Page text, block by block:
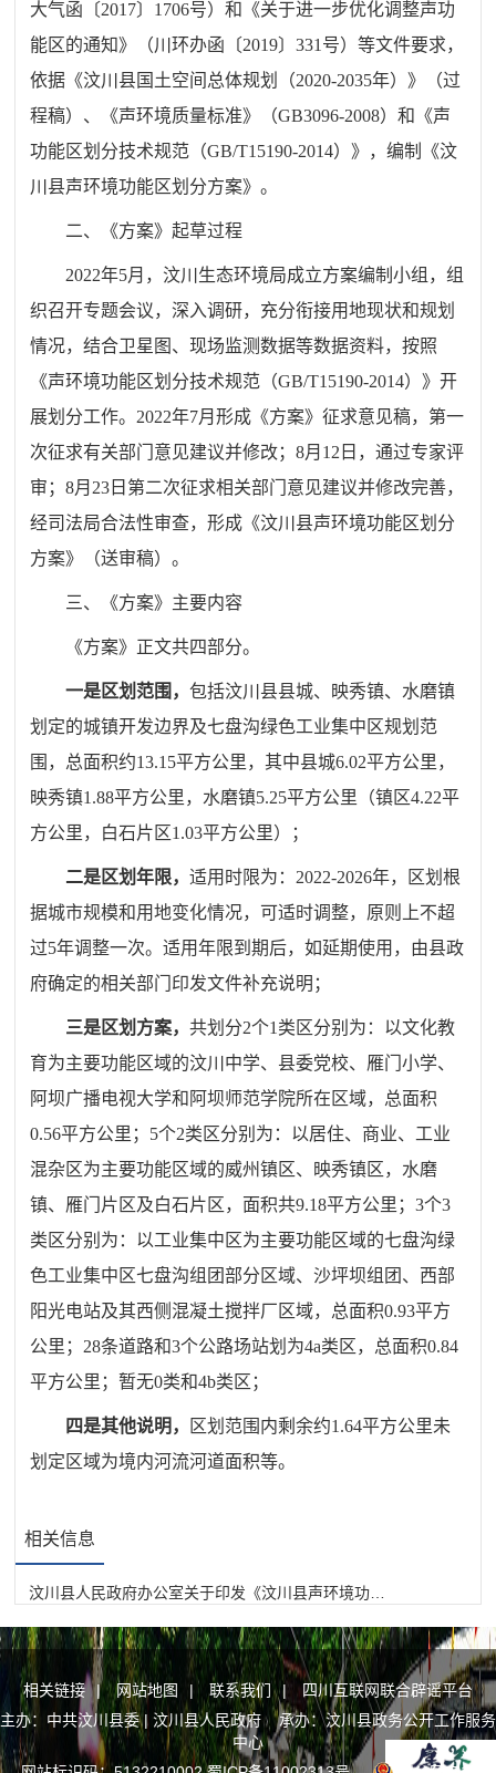
大气函 〔2017〕 1706号）和《关于进一步优化调整声功
能区的通知》（川环办函 〔2019〕331号）等文件要求，
依据《汶川县国土空间总体规划（2020-2035年）》（过
程稿）、《声环境质量标准》（GB3096-2008）和《声
功能区划分技术规范（GB/T15190-2014）》，编制《汶
川县声环境功能区划分方案》。
二、《方案》起草过程
2022年5月，汶川生态环境局成立方案编制小组，组
织召开专题会议，深入调研，充分衔接用地现状和规划
情况，结合卫星图、现场监测数据等数据资料，按照
《声环境功能区划分技术规范（GB/T15190-2014）》开
展划分工作。2022年7月形成《方案》征求意见稿，第一
次征求有关部门意见建议并修改；8月12日，通过专家评
审；8月23日第二次征求相关部门意见建议并修改完善，
经司法局合法性审查，形成《汶川县声环境功能区划分
方案》（送审稿）。
三、《方案》主要内容
《方案》正文共四部分。
一是区划范围，包括汶川县县城、映秀镇、水磨镇
划定的城镇开发边界及七盘沟绿色工业集中区规划范
围，总面积约13.15平方公里，其中县城6.02平方公里，
映秀镇1.88平方公里，水磨镇5.25平方公里（镇区4.22平
方公里，白石片区1.03平方公里）；
二是区划年限，适用时限为：2022-2026年，区划根
据城市规模和用地变化情况，可适时调整，原则上不超
过5年调整一次。适用年限到期后，如延期使用，由县政
府确定的相关部门印发文件补充说明；
三是区划方案，共划分2个1类区分别为：以文化教
育为主要功能区域的汶川中学、县委党校、雁门小学、
阿坝广播电视大学和阿坝师范学院所在区域，总面积
0.56平方公里；5个2类区分别为：以居住、商业、工业
混杂区为主要功能区域的威州镇区、映秀镇区，水磨
镇、雁门片区及白石片区，面积共9.18平方公里；3个3
类区分别为：以工业集中区为主要功能区域的七盘沟绿
色工业集中区七盘沟组团部分区域、沙坪坝组团、西部
阳光电站及其西侧混凝土搅拌厂区域，总面积0.93平方
公里；28条道路和3个公路场站划为4a类区，总面积0.84
平方公里；暂无0类和4b类区；
四是其他说明，
区划范围内剩余约1.64平方公里未
划定区域为境内河流河道面积等。
相关信息
相关链接 | 网站地图 | 联系我们 |
四川互联网联合辟谣平台
主办：中共汶川县委 | 汶川县人民政府 承办：汶川县政务公开工作服务
中心